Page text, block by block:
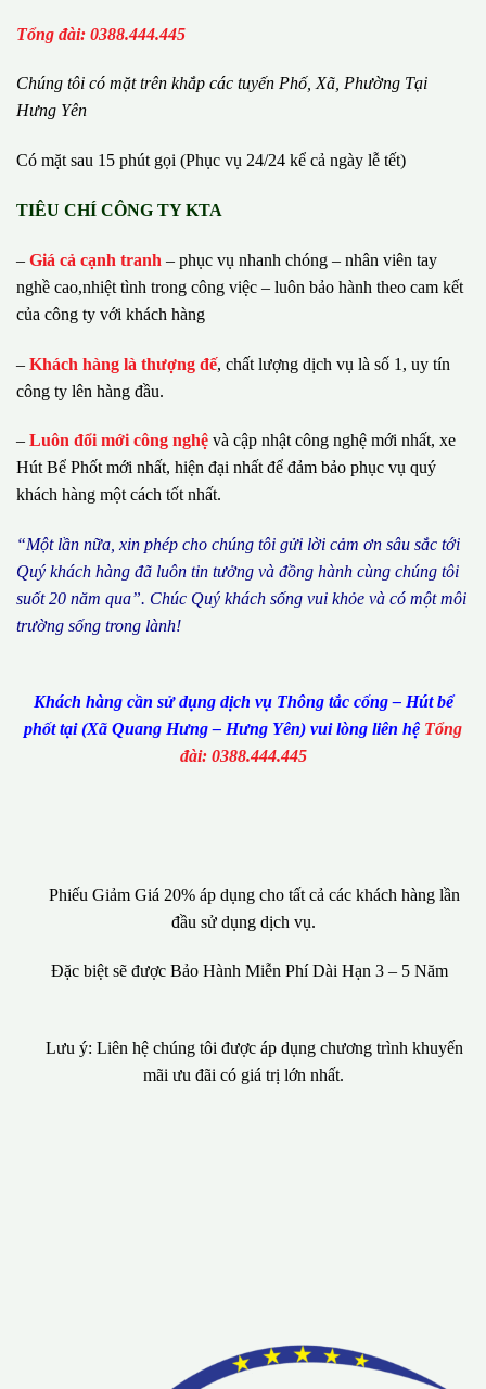
Tổng đài: 0388.444.445
Chúng tôi có mặt trên khắp các tuyến Phố, Xã, Phường Tại
Hưng Yên
Có mặt sau 15 phút gọi (Phục vụ 24/24 kể cả ngày lễ tết)
TIÊU CHÍ CÔNG TY KTA
– Giá cả cạnh tranh – phục vụ nhanh chóng – nhân viên tay
nghề cao,nhiệt tình trong công việc – luôn bảo hành theo cam kết
của công ty với khách hàng
– Khách hàng là thượng đế, chất lượng dịch vụ là số 1, uy tín
công ty lên hàng đầu.
– Luôn đổi mới công nghệ và cập nhật công nghệ mới nhất, xe
Hút Bể Phốt mới nhất, hiện đại nhất để đảm bảo phục vụ quý
khách hàng một cách tốt nhất.
“Một lần nữa, xin phép cho chúng tôi gửi lời cảm ơn sâu sắc tới
Quý khách hàng đã luôn tin tưởng và đồng hành cùng chúng tôi
suốt 20 năm qua”. Chúc Quý khách sống vui khỏe và có một môi
trường sống trong lành!
Khách hàng cần sử dụng dịch vụ Thông tắc cống – Hút bể
phốt tại (Xã Quang Hưng – Hưng Yên) vui lòng liên hệ Tổng
đài: 0388.444.445